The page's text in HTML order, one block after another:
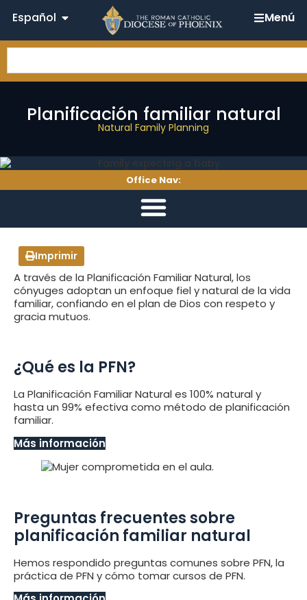
Español Menú
Planificación familiar natural
Natural Family Planning
Office Nav:
Imprimir
A través de la Planificación Familiar Natural, los
cónyuges adoptan un enfoque fiel y natural de la vida
familiar, confiando en el plan de Dios con respeto y
gracia mutuos.
¿Qué es la PFN?
La Planificación Familiar Natural es 100% natural y
hasta un 99% efectiva como método de planificación
familiar.
Más información
Preguntas frecuentes sobre
planificación familiar natural
Hemos respondido preguntas comunes sobre PFN, la
práctica de PFN y cómo tomar cursos de PFN.